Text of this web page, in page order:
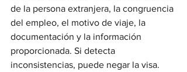
de la persona extranjera, la congruencia
del empleo, el motivo de viaje, la
documentación y la información
proporcionada. Si detecta
inconsistencias, puede negar la visa.